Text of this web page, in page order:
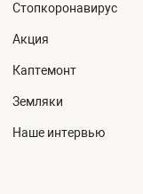
Стопкоронавирус
Акция
Каптемонт
Земляки
Наше интервью